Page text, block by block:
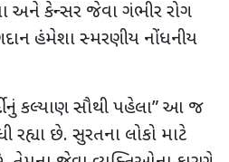
અને કેન્સર જેવા ગંભીર રોગ
હંમેશા સ્મરણીય નોંધનીય
કલ્યાણ સૌથી પહેલા” આ જ
છે. સુરતના લોકો માટે